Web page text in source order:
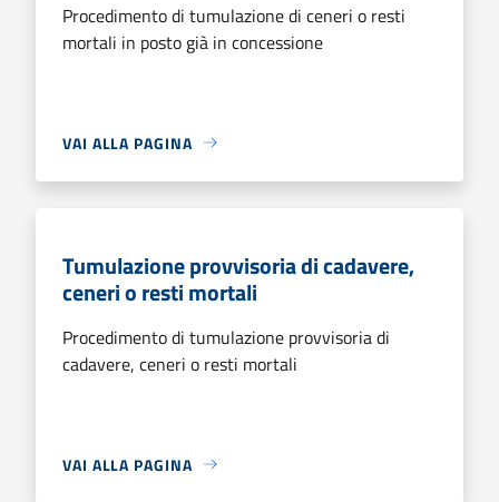
Procedimento di tumulazione di ceneri o resti
mortali in posto già in concessione
VAI ALLA PAGINA
Tumulazione provvisoria di cadavere,
ceneri o resti mortali
Procedimento di tumulazione provvisoria di
cadavere, ceneri o resti mortali
VAI ALLA PAGINA